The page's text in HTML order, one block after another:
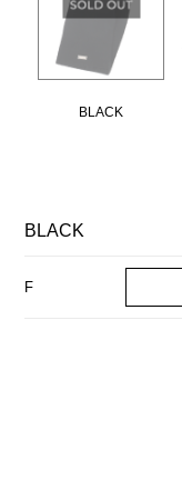
BLACK
BLACK
F